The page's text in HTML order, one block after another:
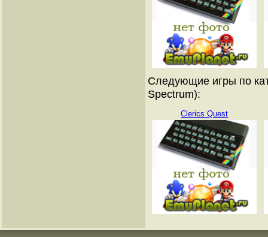
Следующие игры по
Spectrum):
Clerics Quest